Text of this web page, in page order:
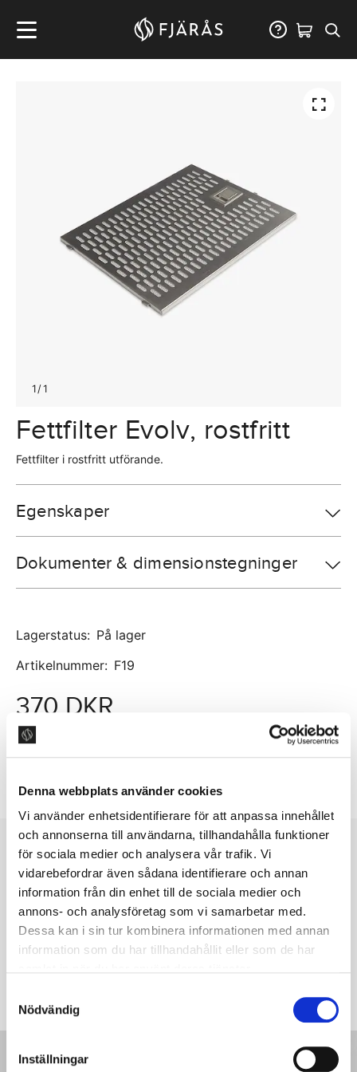
Denna webbplats använder cookies
Vi använder enhetsidentifierare för att anpassa innehållet
och annonserna till användarna, tillhandahålla funktioner
för sociala medier och analysera vår trafik. Vi
vidarebefordrar även sådana identifierare och annan
information från din enhet till de sociala medier och
annons- och analysföretag som vi samarbetar med.
Dessa kan i sin tur kombinera informationen med annan
information som du har tillhandahållit eller som de har
Nödvändig
Inställningar
1/1
Fettfilter Evolv, rostfritt
Fettfilter i rostfritt utförande.
Egenskaper
Dokumenter & dimensionstegninger
Lagerstatus: På lager
Artikelnummer: F19
370 DKR
LÆG I INDKØBSKURV
NYHEDSBREV
Følg os for inspiration, nyheder
om produkter og meget mere.